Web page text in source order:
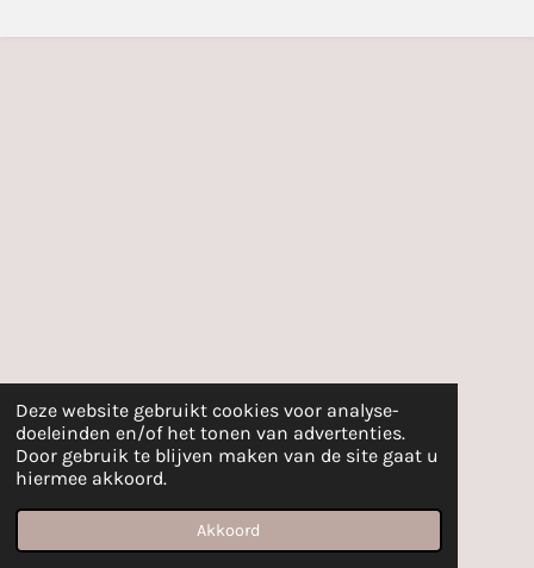
Deze website gebruikt cookies voor analyse-
doeleinden en/of het tonen van advertenties.
Door gebruik te blijven maken van de site gaat u
hiermee akkoord.
Akkoord
k
a